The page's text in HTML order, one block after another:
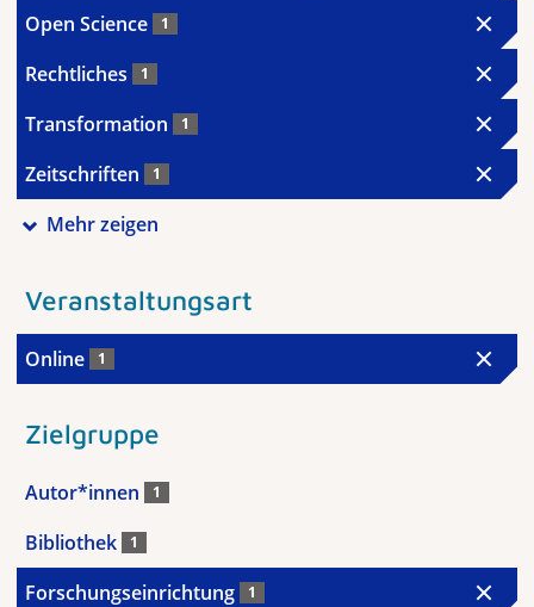
Open Science 1
Rechtliches 1
Transformation 1
Zeitschriften 1
Mehr zeigen
Veranstaltungsart
Online 1
Zielgruppe
Autor*innen 1
Bibliothek 1
Forschungseinrichtung 1